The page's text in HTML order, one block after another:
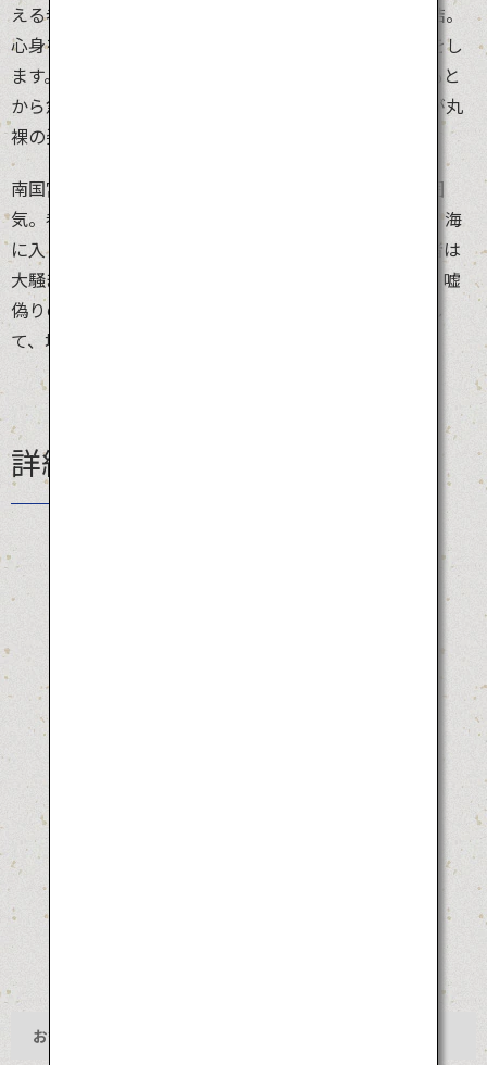
える老若男女がふんどし（女性は白装束）で海岸に集結。
心身を清める禊（みそぎ）を行い、青島神社にお参りをし
ます。その昔、この神社で祀られている神様が海神のもと
から急に帰国し、衣服をまとう暇もなかった村の人々が丸
裸の姿でお迎えしたという古事が祭りの由来です。
南国宮崎で行われるこの裸詣りは、なんだか明るい雰囲
気。参加者は「わっしょい」と言いながら海岸を走り、海
に入ります。温暖な地域といえども水は冷たく、参加者は
大騒ぎ。日本には「裸の付き合い」という言葉があり、嘘
偽りのない本音の付き合いを表します。あなたも参加し
て、地元の方と「裸の付き合い」を始めませんか？
詳細情報
お祭り名